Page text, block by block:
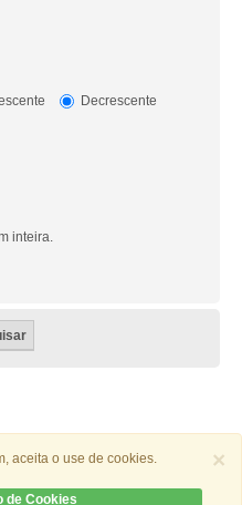
×
aceita o use de cookies.
de Cookies
Decrescente
inteira.
Limited